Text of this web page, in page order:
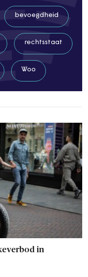
bevoegdheid
rechtsstaat
Woo
in